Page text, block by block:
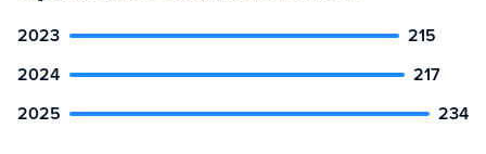
2023
215
2024
217
2025
234